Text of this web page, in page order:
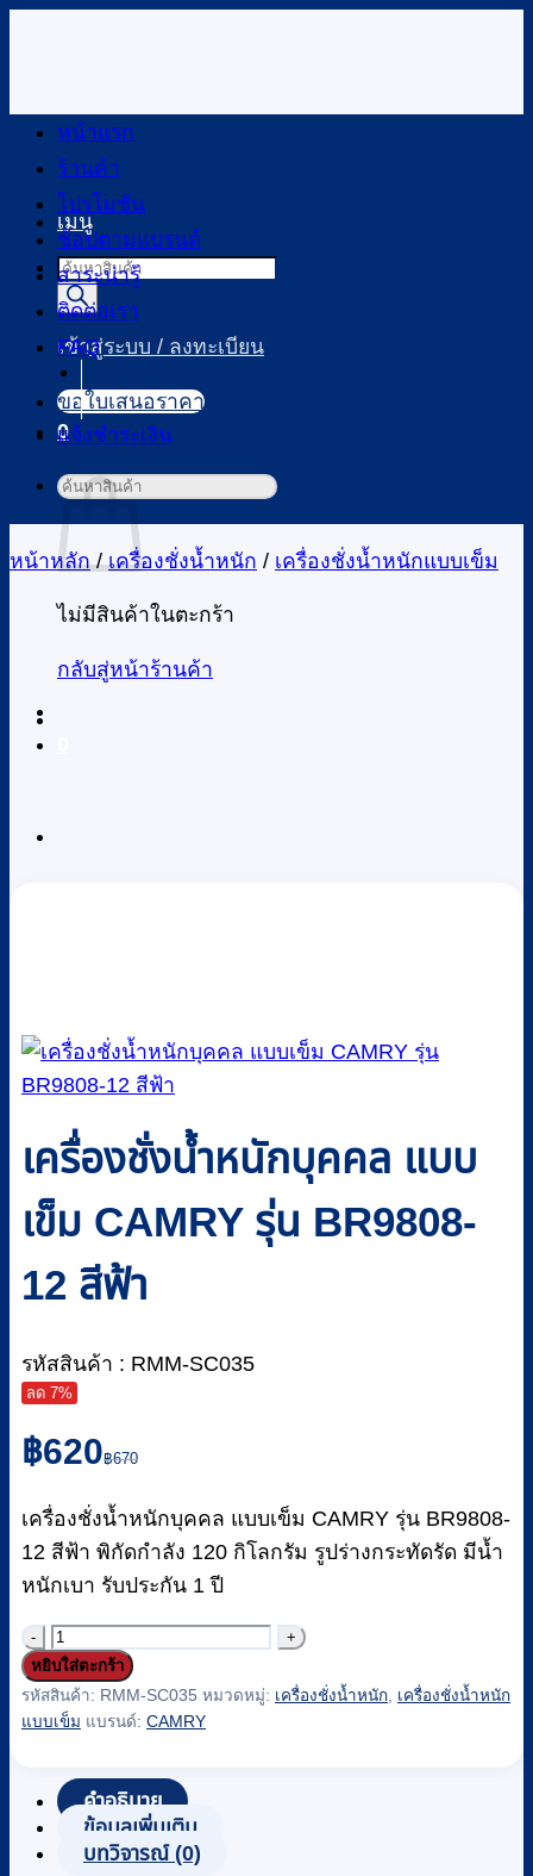
เนื้อหา
เมนู
Products
search
เข้าสู่ระบบ / ลงทะเบียน
0
ไม่มีสินค้าในตะกร้า
กลับสู่หน้าร้านค้า
หน้าแรก
ร้านค้า
โปรโมชัน
ช้อปตามแบรนด์
สาระน่ารู้
ติดต่อเรา
FAQ
ขอใบเสนอราคา
แจ้งชำระเงิน
ค้นหา:
หน้าหลัก / เครื่องชั่งน้ำหนัก / เครื่องชั่งน้ำหนักแบบเข็ม
เครื่องชั่งน้ำหนักบุคคล แบบ
เข็ม CAMRY รุ่น BR9808-
12 สีฟ้า
รหัสสินค้า : RMM-SC035
ลด 7%
฿670
Original
price
฿670.
฿620
Current
price
฿620.
เครื่องชั่งน้ำหนักบุคคล แบบเข็ม CAMRY รุ่น BR9808-
12 สีฟ้า พิกัดกำลัง 120 กิโลกรัม รูปร่างกระทัดรัด มีน้ำ
หนักเบา รับประกัน 1 ปี
จำนวน
เครื่อง
ชั่ง
บุคคล
แบบ
หยิบใส่ตะกร้า
รหัสสินค้า: RMM-SC035 หมวดหมู่: เครื่องชั่งน้ำหนัก เครื่องชั่งน้ำหนัก
แบบเข็ม แบรนด์: CAMRY
คำอธิบาย
ข้อมูลเพิ่มเติม
บทวิจารณ์ (0)